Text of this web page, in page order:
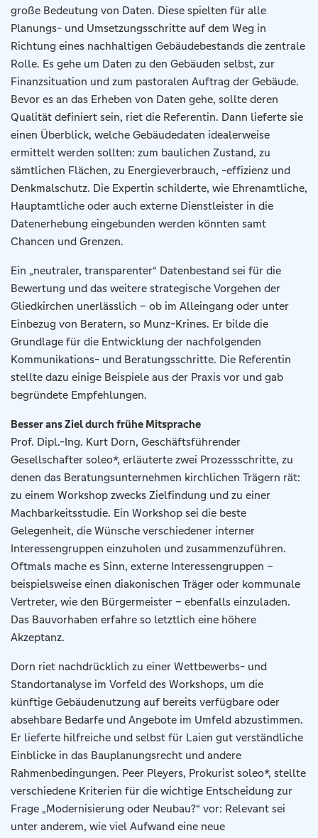
große Bedeutung von Daten. Diese spielten für alle
Planungs- und Umsetzungsschritte auf dem Weg in
Richtung eines nachhaltigen Gebäudebestands die zentrale
Rolle. Es gehe um Daten zu den Gebäuden selbst, zur
Finanzsituation und zum pastoralen Auftrag der Gebäude.
Bevor es an das Erheben von Daten gehe, sollte deren
Qualität definiert sein, riet die Referentin. Dann lieferte sie
einen Überblick, welche Gebäudedaten idealerweise
ermittelt werden sollten: zum baulichen Zustand, zu
sämtlichen Flächen, zu Energieverbrauch, -effizienz und
Denkmalschutz. Die Expertin schilderte, wie Ehrenamtliche,
Hauptamtliche oder auch externe Dienstleister in die
Datenerhebung eingebunden werden könnten samt
Chancen und Grenzen.
Ein „neutraler, transparenter“ Datenbestand sei für die
Bewertung und das weitere strategische Vorgehen der
Gliedkirchen unerlässlich – ob im Alleingang oder unter
Einbezug von Beratern, so Munz-Krines. Er bilde die
Grundlage für die Entwicklung der nachfolgenden
Kommunikations- und Beratungsschritte. Die Referentin
stellte dazu einige Beispiele aus der Praxis vor und gab
begründete Empfehlungen.
Besser ans Ziel durch frühe Mitsprache
Prof. Dipl.-Ing. Kurt Dorn, Geschäftsführender
Gesellschafter soleo*, erläuterte zwei Prozessschritte, zu
denen das Beratungsunternehmen kirchlichen Trägern rät:
zu einem Workshop zwecks Zielfindung und zu einer
Machbarkeitsstudie. Ein Workshop sei die beste
Gelegenheit, die Wünsche verschiedener interner
Interessengruppen einzuholen und zusammenzuführen.
Oftmals mache es Sinn, externe Interessengruppen –
beispielsweise einen diakonischen Träger oder kommunale
Vertreter, wie den Bürgermeister – ebenfalls einzuladen.
Das Bauvorhaben erfahre so letztlich eine höhere
Akzeptanz.
Dorn riet nachdrücklich zu einer Wettbewerbs- und
Standortanalyse im Vorfeld des Workshops, um die
künftige Gebäudenutzung auf bereits verfügbare oder
absehbare Bedarfe und Angebote im Umfeld abzustimmen.
Er lieferte hilfreiche und selbst für Laien gut verständliche
Einblicke in das Bauplanungsrecht und andere
Rahmenbedingungen. Peer Pleyers, Prokurist soleo*, stellte
verschiedene Kriterien für die wichtige Entscheidung zur
Frage „Modernisierung oder Neubau?“ vor: Relevant sei
unter anderem, wie viel Aufwand eine neue